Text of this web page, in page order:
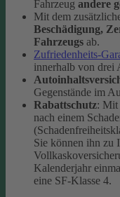
Fahrzeug andere
Mit dem
Beschädigung,
Fahrzeugs ab.
Zufriedenheits-
innerhalb von drei
Gegenstände im
Rabattschutz: Mit
nach einem
Sie können ihn
Kalenderjahr
eine SF-Klasse 4.